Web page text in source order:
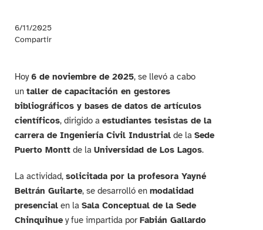
6/11/2025
Compartir
Hoy6 de noviembre de 2025, se llevó a cabo
un taller de capacitación en gestores
bibliográficos y bases de datos de artículos
científicos, dirigido a estudiantes tesistas de la
carrera de Ingeniería Civil Industrial de la Sede
Puerto Montt de la Universidad de Los Lagos.
La actividad, solicitada por la profesora Yayné
Beltrán Guilarte, se desarrolló en modalidad
presencial en la Sala Conceptual de la Sede
Chinquihuey fue impartida por Fabián Gallardo